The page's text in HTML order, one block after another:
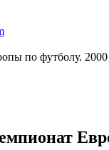
по футболу. 2000